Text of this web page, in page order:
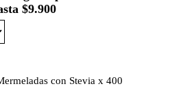
$9.900
con Stevia x 400